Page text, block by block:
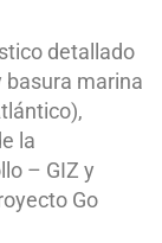
detallado
basura marina
la
– GIZ y
Go